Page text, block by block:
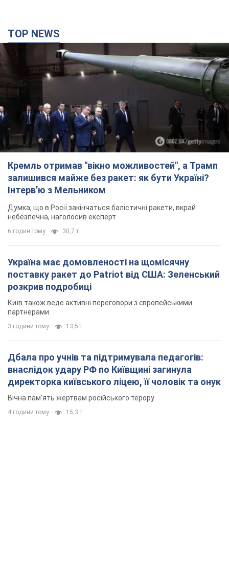
TOP NEWS
Кремль отримав "вікно можливостей", а Трамп
залишився майже без ракет: як бути Україні?
Інтерв’ю з Мельником
Думка, що в Росії закінчаться балістичні ракети, вкрай
небезпечна, наголосив експерт
6 годин тому 30,7 т.
Україна має домовленості на щомісячну
поставку ракет до Patriot від США: Зеленський
розкрив подробиці
Київ також веде активні переговори з європейськими
партнерами
3 години тому 13,5 т.
Дбала про учнів та підтримувала педагогів:
внаслідок удару РФ по Київщині загинула
директорка київського ліцею, її чоловік та онук
Вічна пам'ять жертвам російського терору
4 години тому 15,3 т.